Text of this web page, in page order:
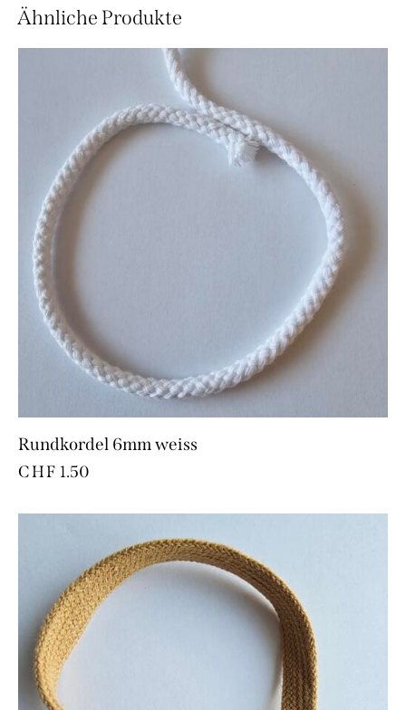
Ähnliche Produkte
Rundkordel 6mm weiss
CHF 1.50